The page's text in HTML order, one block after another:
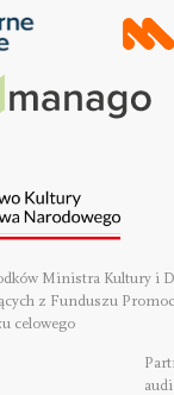
Ministra Kultury i
z Funduszu
celowego